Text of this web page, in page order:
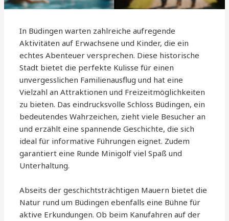
In Büdingen warten zahlreiche aufregende
Aktivitäten auf Erwachsene und Kinder, die ein
echtes Abenteuer versprechen. Diese historische
Stadt bietet die perfekte Kulisse für einen
unvergesslichen Familienausflug und hat eine
Vielzahl an Attraktionen und Freizeitmöglichkeiten
zu bieten. Das eindrucksvolle Schloss Büdingen, ein
bedeutendes Wahrzeichen, zieht viele Besucher an
und erzählt eine spannende Geschichte, die sich
ideal für informative Führungen eignet. Zudem
garantiert eine Runde Minigolf viel Spaß und
Unterhaltung.
Abseits der geschichtsträchtigen Mauern bietet die
Natur rund um Büdingen ebenfalls eine Bühne für
aktive Erkundungen. Ob beim Kanufahren auf der